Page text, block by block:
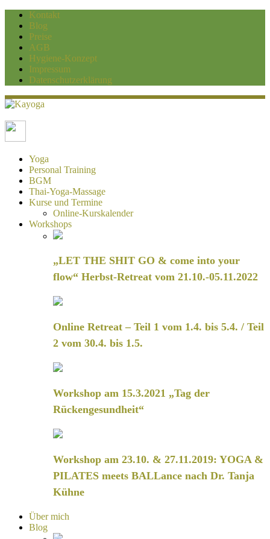
Kontakt
Blog
Preise
AGB
Hygiene-Konzept
Impressum
Datenschutzerklärung
Kayoga
Yoga und Personaltraining Duisburg
Yoga
Personal Training
BGM
Thai-Yoga-Massage
Kurse und Termine
Online-Kurskalender
Workshops
„LET THE SHIT GO & come into your
flow“ Herbst-Retreat vom 21.10.-05.11.2022
Online Retreat – Teil 1 vom 1.4. bis 5.4. / Teil
2 vom 30.4. bis 1.5.
Workshop am 15.3.2021 „Tag der
Rückengesundheit“
Workshop am 23.10. & 27.11.2019: YOGA &
PILATES meets BALLance nach Dr. Tanja
Kühne
Über mich
Blog